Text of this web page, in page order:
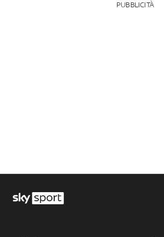
PUBBLICITÀ